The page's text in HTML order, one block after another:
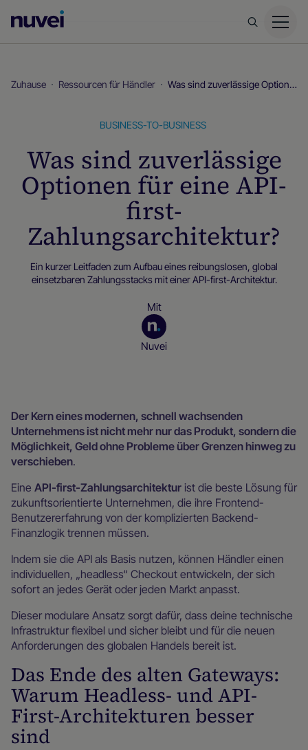
Homepage
Zuhause Ressourcen für Händler Was sind zuverlässige Optionen für eine API-first-Zahlungsarchitektur?
BUSINESS-TO-BUSINESS
Was sind zuverlässige
Optionen für eine API-
first-
Zahlungsarchitektur?
Ein kurzer Leitfaden zum Aufbau eines reibungslosen, global
einsetzbaren Zahlungsstacks mit einer API-first-Architektur.
Mit
Nuvei
Der Kern eines modernen, schnell wachsenden
Unternehmens ist nicht mehr nur das Produkt, sondern die
Möglichkeit, Geld ohne Probleme über Grenzen hinweg zu
verschieben.
Eine API-first-Zahlungsarchitektur ist die beste Lösung für
zukunftsorientierte Unternehmen, die ihre Frontend-
Benutzererfahrung von der komplizierten Backend-
Finanzlogik trennen müssen.
Indem sie die API als Basis nutzen, können Händler einen
individuellen, „headless“ Checkout entwickeln, der sich
sofort an jedes Gerät oder jeden Markt anpasst.
Dieser modulare Ansatz sorgt dafür, dass deine technische
Infrastruktur flexibel und sicher bleibt und für die neuen
Anforderungen des globalen Handels bereit ist.
Das Ende des alten Gateways:
Warum Headless- und API-
First-Architekturen besser
sind